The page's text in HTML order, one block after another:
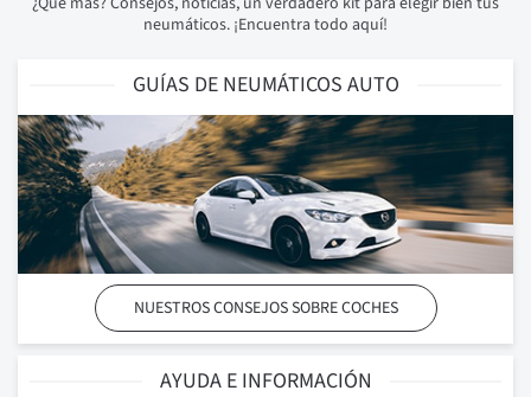
neumáticos. ¡Encuentra todo aquí!
GUÍAS DE NEUMÁTICOS AUTO
NUESTROS CONSEJOS SOBRE COCHES
AYUDA E INFORMACIÓN